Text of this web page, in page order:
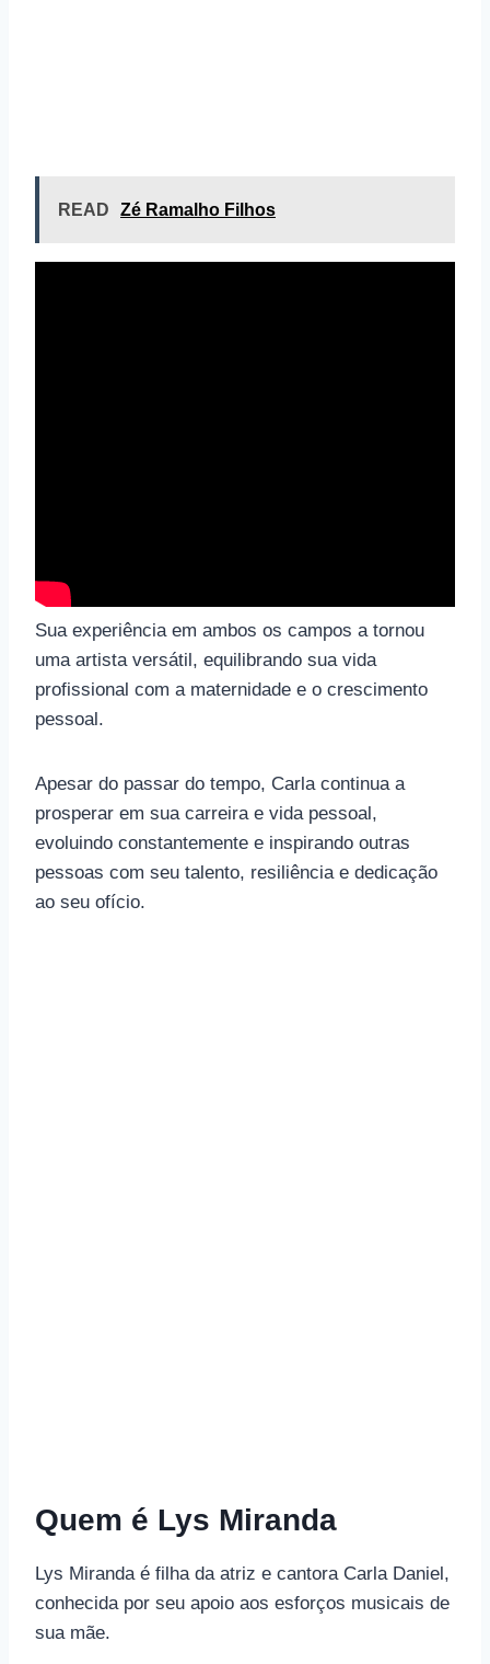
READ Zé Ramalho Filhos
Sua experiência em ambos os campos a tornou
uma artista versátil, equilibrando sua vida
profissional com a maternidade e o crescimento
pessoal.
Apesar do passar do tempo, Carla continua a
prosperar em sua carreira e vida pessoal,
evoluindo constantemente e inspirando outras
pessoas com seu talento, resiliência e dedicação
ao seu ofício.
Quem é Lys Miranda
Lys Miranda é filha da atriz e cantora Carla Daniel,
conhecida por seu apoio aos esforços musicais de
sua mãe.